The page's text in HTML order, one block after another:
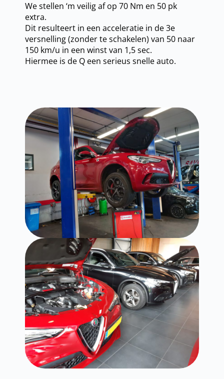
We stellen ‘m veilig af op 70 Nm en 50 pk
extra.
Dit resulteert in een acceleratie in de 3e
versnelling (zonder te schakelen) van 50 naar
150 km/u in een winst van 1,5 sec.
Hiermee is de Q een serieus snelle auto.